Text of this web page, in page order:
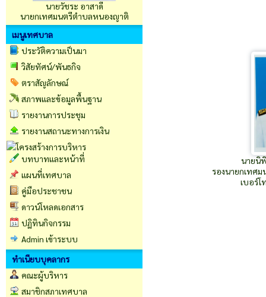
นายวัชระ อาสาดี
นายกเทศมนตรีตำบลหนองญาติ
เมนูเทศบาล
ประวัติความเป็นมา
วิสัยทัศน์/พันธกิจ
ตราสัญลักษณ์
สภาพและข้อมูลพื้นฐาน
รายงานการประชุม
รายงานสถานะทางการเงิน
บทบาทและหน้าที่
แผนที่เทศบาล
คู่มือประชาชน
ดาวน์โหลดเอกสาร
ปฏิทินกิจกรรม
Admin เข้าระบบ
ทำเนียบบุคลากร
คณะผู้บริหาร
สมาชิกสภาเทศบาล
นายนิ
รองนายกเทศ
เบอร์